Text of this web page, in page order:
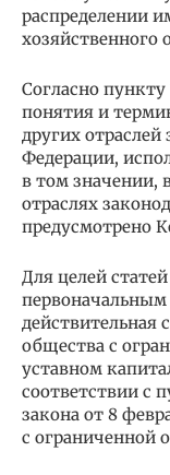
распределении
хозяйственного
Согласно пункту
понятия и
других отраслей
Федерации,
в том значении,
отраслях
предусмотрено
Для целей
действительная
общества с
уставном
соответствии с
закона от 8
с ограниченной